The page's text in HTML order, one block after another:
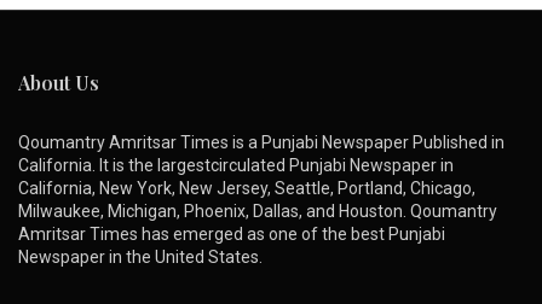
About Us
Qoumantry Amritsar Times is a Punjabi Newspaper Published in
California. It is the largestcirculated Punjabi Newspaper in
California, New York, New Jersey, Seattle, Portland, Chicago,
Milwaukee, Michigan, Phoenix, Dallas, and Houston. Qoumantry
Amritsar Times has emerged as one of the best Punjabi
Newspaper in the United States.